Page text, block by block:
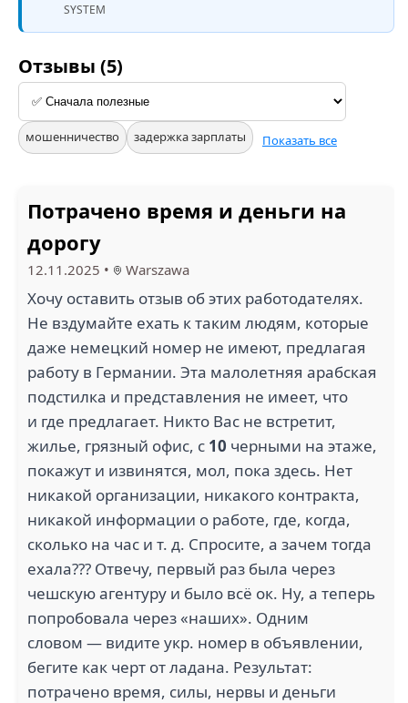
SYSTEM
Отзывы (5)
мошенничество задержка зарплаты Показать все
Потрачено время и деньги на
дорогу
12.11.2025 • Warszawa
Хочу оставить отзыв об этих работодателях.
Не вздумайте ехать к таким людям, которые
даже немецкий номер не имеют, предлагая
работу в Германии. Эта малолетняя арабская
подстилка и представления не имеет, что
и где предлагает. Никто Вас не встретит,
жилье, грязный офис, с 10 черными на этаже,
покажут и извинятся, мол, пока здесь. Нет
никакой организации, никакого контракта,
никакой информации о работе, где, когда,
сколько на час и т. д. Спросите, а зачем тогда
ехала??? Отвечу, первый раз была через
чешскую агентуру и было всё ок. Ну, а теперь
попробовала через «наших». Одним
словом — видите укр. номер в объявлении,
бегите как черт от ладана. Результат:
потрачено время, силы, нервы и деньги